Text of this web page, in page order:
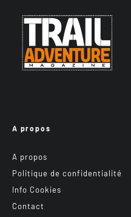
A propos
A propos
Politique de confidentialité
Info Cookies
Contact